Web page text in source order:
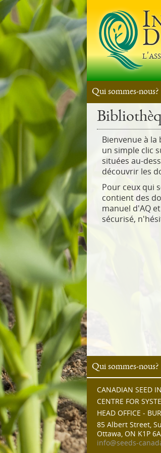
Qui sommes-nous?
Bienvenue à
un simple clic
situées au-
découvrir les
Pour ceux qui
contient des
manuel d'AQ
sécurisé,
Qui sommes-nous?
CANADIAN SEED
CENTRE FOR
HEAD OFFICE -
85 Albert Street,
Ottawa, ON K1P
info@seeds-